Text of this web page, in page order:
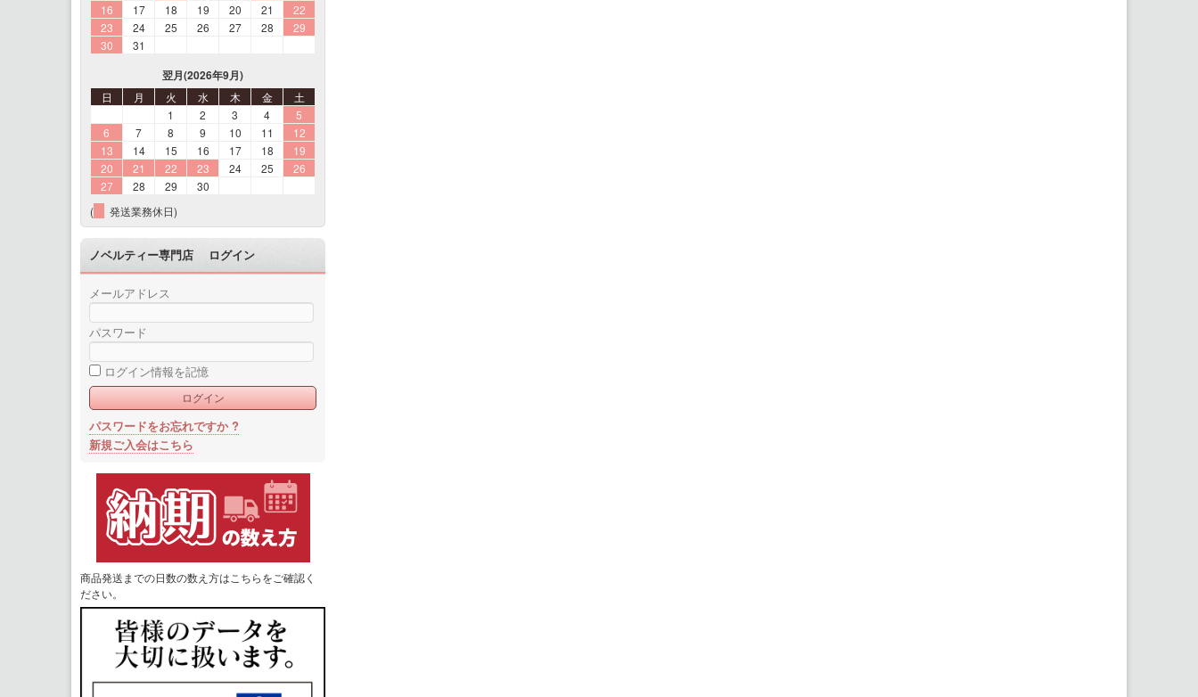
16
17 18 19 20 21
22
23
24 25 26 27 28
29
30
31
翌月(2026年9月)
日 月 火 水 木 金
土
1
2 3 4
5
6
7 8 9 10 11
12
13
14 15 16 17 18
19
20
21 22 23 24 25
26
27
28 29
30
(
発送業務休日)
ノベルティー専門店 ログイン
メールアドレス
パスワード
ログイン情報を記憶
パスワードをお忘れですか ?
新規ご入会はこちら
商品発送までの日数の数え方はこちらをご確認く
ださい。